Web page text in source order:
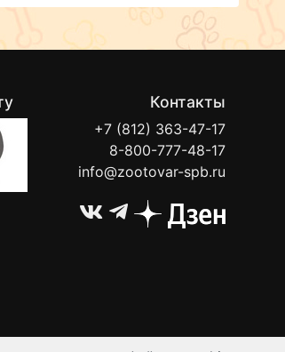
Контакты
+7 (812) 363-47-17
8-800-777-48-17
info@zootovar-spb.ru